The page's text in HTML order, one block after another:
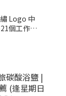
Logo 中
個工作天